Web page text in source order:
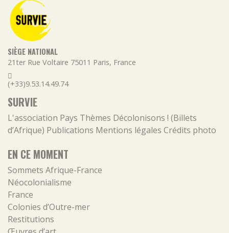
SIÈGE NATIONAL
21ter Rue Voltaire 75011 Paris, France
(+33)9.53.14.49.74
SURVIE
L'association Pays Thèmes Décolonisons ! (Billets
d’Afrique) Publications Mentions légales Crédits photo
EN CE MOMENT
Sommets Afrique-France
Néocolonialisme
France
Colonies d’Outre-mer
Restitutions